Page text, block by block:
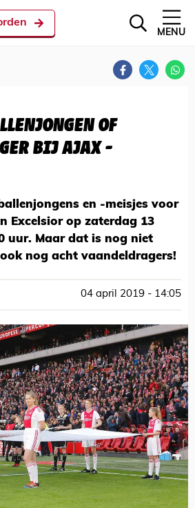
MENU
OF
BIJ AJAX -
en -meisjes voor
Excelsior op zaterdag 13
uur. Maar dat is nog niet
nog acht vaandeldragers!
04 april 2019 - 14:05